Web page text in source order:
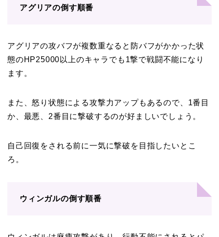
アグリアの倒す順番
アグリアの攻バフが複数重なると防バフがかかった状
態のHP25000以上のキャラでも1撃で戦闘不能になり
ます。
また、怒り状態による攻撃力アップもあるので、1番目
か、最悪、2番目に撃破するのが好ましいでしょう。
自己回復をされる前に一気に撃破を目指したいとこ
ろ。
ウィンガルの倒す順番